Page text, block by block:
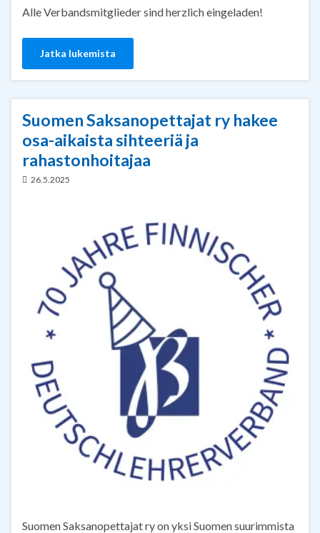
Alle Verbandsmitglieder sind herzlich eingeladen!
Jatka lukemista
Suomen Saksanopettajat ry hakee
osa-aikaista sihteeriä ja
rahastonhoitajaa
26.5.2025
Suomen Saksanopettajat ry on yksi Suomen suurimmista